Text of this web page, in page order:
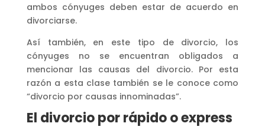
ambos cónyuges deben estar de acuerdo en
divorciarse.
Así también, en este tipo de divorcio, los
cónyuges no se encuentran obligados a
mencionar las causas del divorcio. Por esta
razón a esta clase también se le conoce como
“divorcio por causas innominadas”.
El divorcio por rápido o express